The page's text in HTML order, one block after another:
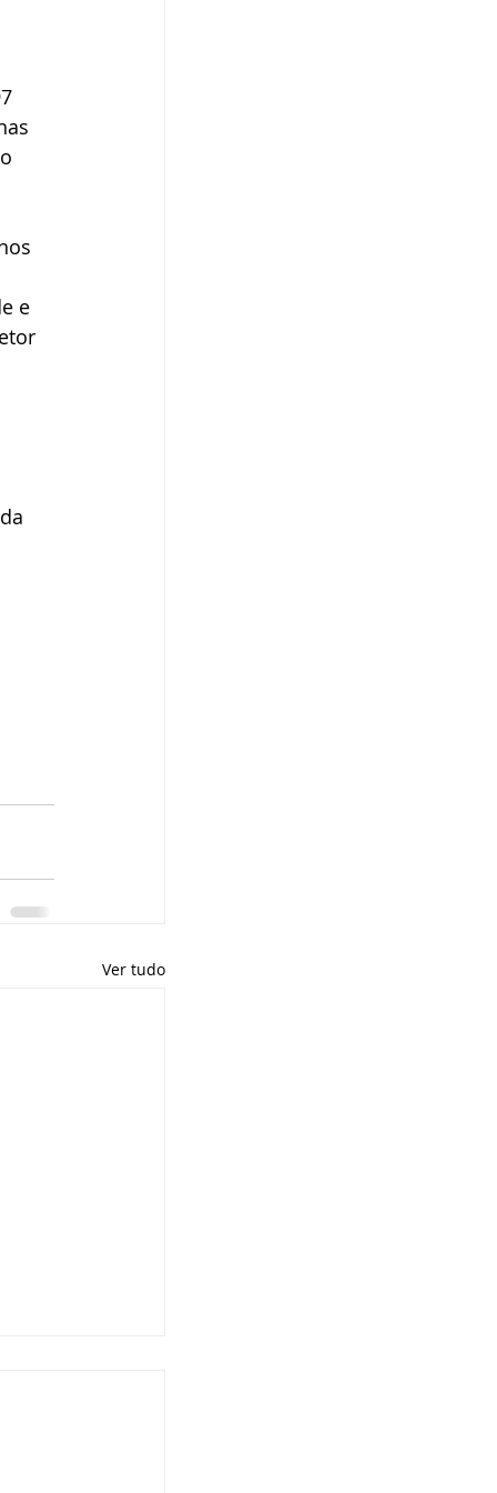
e
Ver tudo